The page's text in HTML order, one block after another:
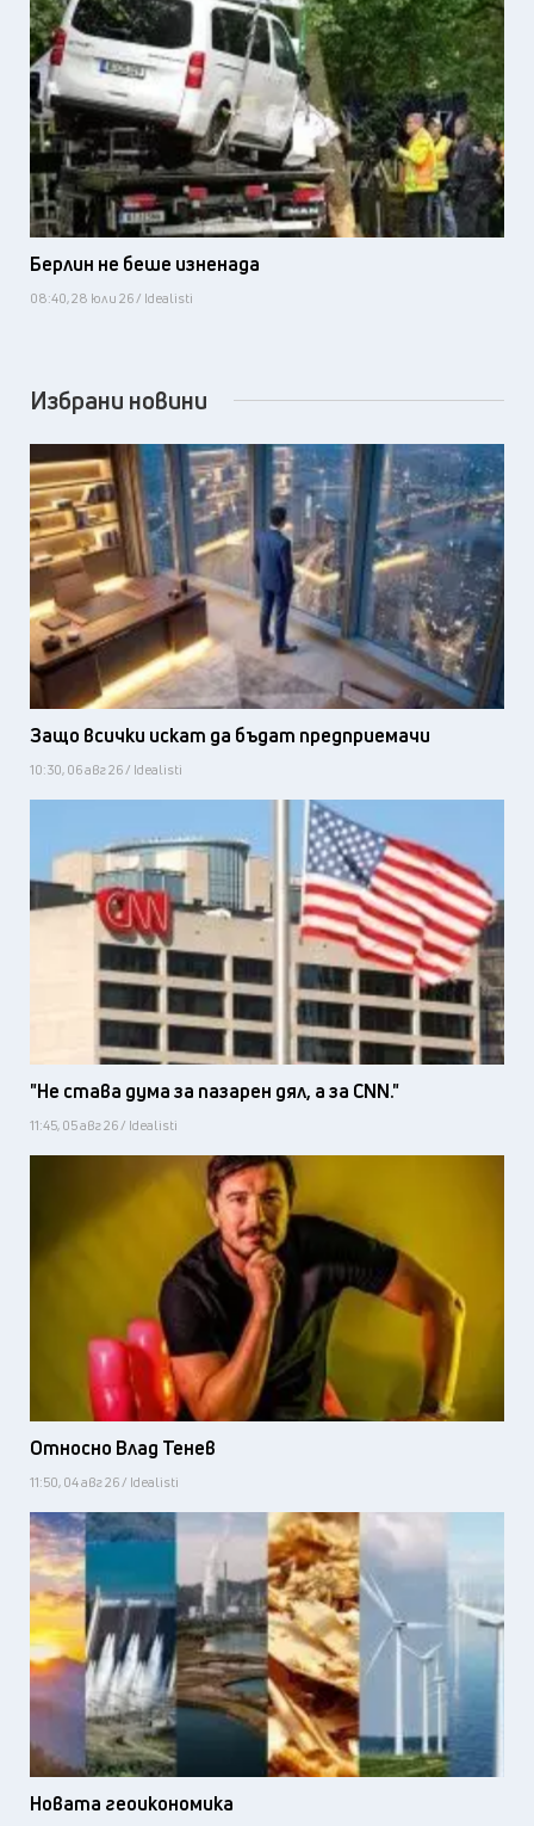
Берлин не беше изненада
08:40, 28 юли 26 / Idealisti
Избрани новини
Защо всички искат да бъдат предприемачи
10:30, 06 авг 26 / Idealisti
"Не става дума за пазарен дял, а за CNN."
11:45, 05 авг 26 / Idealisti
Относно Влад Тенев
11:50, 04 авг 26 / Idealisti
Новата геоикономика